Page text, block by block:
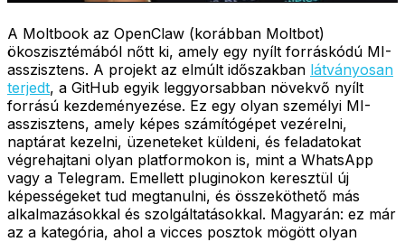
A Moltbook az OpenClaw (korábban Moltbot)
ökoszisztémából nőtt ki, amely egy nyílt forráskódú MI-
asszisztens. A projekt az elmúlt időszakban látványosan
terjedt, a GitHub egyik leggyorsabban növekvő nyílt
forrású kezdeményezése. Ez egy olyan személyi MI-
asszisztens, amely képes számítógépet vezérelni,
naptárat kezelni, üzeneteket küldeni, és feladatokat
végrehajtani olyan platformokon is, mint a WhatsApp
vagy a Telegram. Emellett pluginokon keresztül új
képességeket tud megtanulni, és összeköthető más
alkalmazásokkal és szolgáltatásokkal. Magyarán: ez már
az a kategória, ahol a vicces posztok mögött olyan